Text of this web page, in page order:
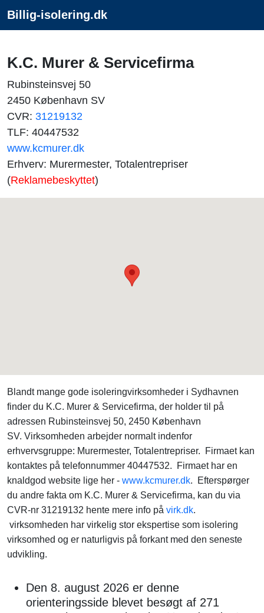
Billig-isolering.dk
K.C. Murer & Servicefirma
Rubinsteinsvej 50
2450 København SV
CVR: 31219132
TLF: 40447532
www.kcmurer.dk
Erhverv: Murermester, Totalentrepriser
(Reklamebeskyttet)
Blandt mange gode isoleringvirksomheder i Sydhavnen
finder du K.C. Murer & Servicefirma, der holder til på
adressen Rubinsteinsvej 50, 2450 København
SV. Virksomheden arbejder normalt indenfor
erhvervsgruppe: Murermester, Totalentrepriser. Firmaet kan
kontaktes på telefonnummer 40447532. Firmaet har en
knaldgod website lige her - www.kcmurer.dk. Efterspørger
du andre fakta om K.C. Murer & Servicefirma, kan du via
CVR-nr 31219132 hente mere info på virk.dk.
virksomheden har virkelig stor ekspertise som isolering
virksomhed og er naturligvis på forkant med den seneste
udvikling.
Den 8. august 2026 er denne
orienteringsside blevet besøgt af 271